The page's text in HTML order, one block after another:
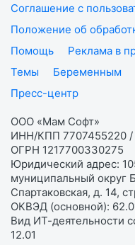
Соглашение с
Положение об
Помощь
Реклама в
Темы
Беременным
Пресс-центр
ООО «Мам Софт»
ИНН/КПП 7707455220 /
ОГРН 1217700330275
Юридический адрес:
муниципальный округ
Спартаковская, д. 14,
ОКВЭД (основной):
Вид ИТ-деятельности
12.01